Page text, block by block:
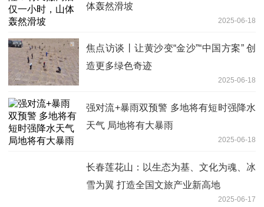
体轰然滑坡
2025-06-18
焦点访谈丨让黄沙变“金沙”“中国方案” 创
造更多绿色奇迹
2025-06-18
强对流+暴雨双预警 多地将有短时强降水
天气 局地将有大暴雨
2025-06-18
长春莲花山：以生态为基、文化为魂、冰
雪为翼 打造全国文旅产业新高地
2025-06-17